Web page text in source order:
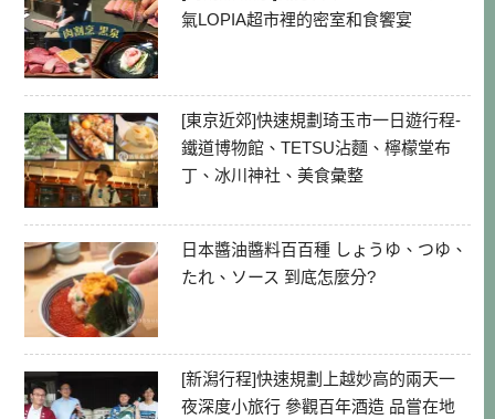
氣LOPIA超市裡的密室和食饗宴
[東京近郊]快速規劃琦玉市一日遊行程-
鐵道博物館、TETSU沾麵、檸檬堂布
丁、冰川神社、美食彙整
日本醬油醬料百百種 しょうゆ、つゆ、
たれ、ソース 到底怎麼分?
[新潟行程]快速規劃上越妙高的兩天一
夜深度小旅行 參觀百年酒造 品嘗在地